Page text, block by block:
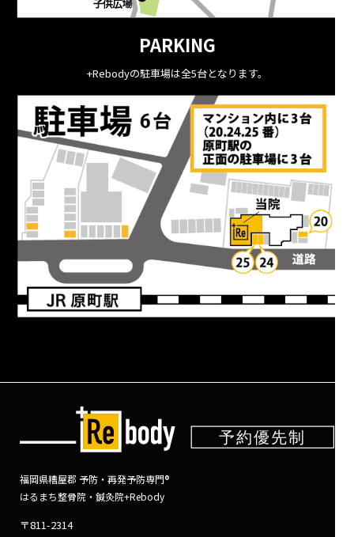
PARKING
+Rebodyの駐車場は全5台となります。
福岡県糟屋郡 予防・再発予防専門®
はるまち整骨院・鍼灸院+Rebody
〒811-2314